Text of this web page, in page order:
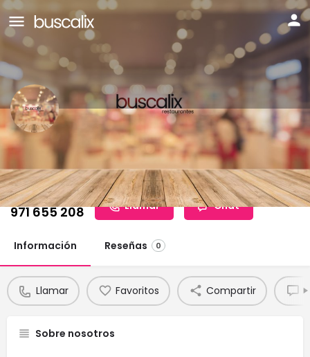
ASADOR ARGENTINO CALA
GALIOTA
Teléfono:
971 655 208 Llamar Chat
Información Reseñas 0
Llamar Favoritos Compartir
Sobre nosotros